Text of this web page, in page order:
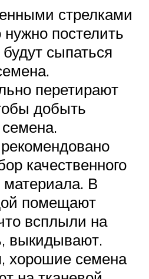
стрелками
нужно постелить
сыпаться
перетирают
добыть
качественного
материала. В
помещают
всплыли на
выкидывают.
хорошие семена